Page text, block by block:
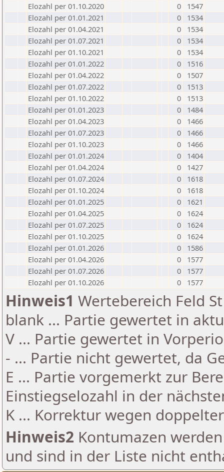
Elozahl per 01.10.2020
0
1547
Elozahl per 01.01.2021
0
1534
Elozahl per 01.04.2021
0
1534
Elozahl per 01.07.2021
0
1534
Elozahl per 01.10.2021
0
1534
Elozahl per 01.01.2022
0
1516
Elozahl per 01.04.2022
0
1507
Elozahl per 01.07.2022
0
1513
Elozahl per 01.10.2022
0
1513
Elozahl per 01.01.2023
0
1484
Elozahl per 01.04.2023
0
1466
Elozahl per 01.07.2023
0
1466
Elozahl per 01.10.2023
0
1466
Elozahl per 01.01.2024
0
1404
Elozahl per 01.04.2024
0
1427
Elozahl per 01.07.2024
0
1618
Elozahl per 01.10.2024
0
1618
Elozahl per 01.01.2025
0
1621
Elozahl per 01.04.2025
0
1624
Elozahl per 01.07.2025
0
1624
Elozahl per 01.10.2025
0
1624
Elozahl per 01.01.2026
0
1586
Elozahl per 01.04.2026
0
1577
Elozahl per 01.07.2026
0
1577
Elozahl per 01.10.2026
0 1577
Hinweis1 Wertebereich Feld
blank ... Partie gewertet in
V ... Partie gewertet in
- ... Partie nicht gewertet, da
E ... Partie vorgemerkt zur
Einstiegselozahl in der
K ... Korrektur wegen
Hinweis2 Kontumazen
und sind in der Liste nicht